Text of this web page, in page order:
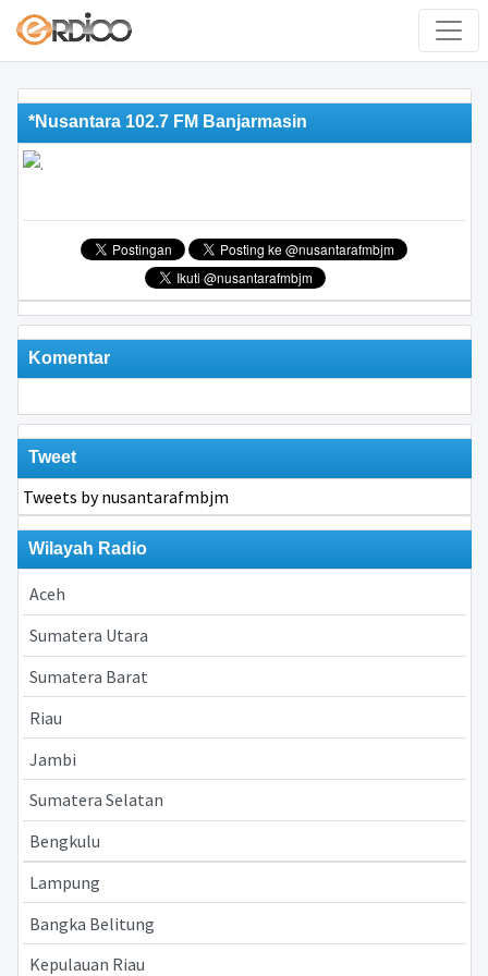
*Nusantara 102.7 FM Banjarmasin
Komentar
Tweet
Tweets by nusantarafmbjm
Wilayah Radio
Aceh
Sumatera Utara
Sumatera Barat
Riau
Jambi
Sumatera Selatan
Bengkulu
Lampung
Bangka Belitung
Kepulauan Riau